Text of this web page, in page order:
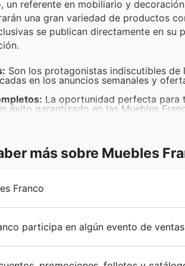
un referente en mobiliario y
una gran variedad de productos
se publican directamente en
Son los protagonistas indiscutibles de
en los anuncios semanales y
La oportunidad perfecta para
éxito garantizado en las Muebles
atractivas en estas piezas, ideales
y Almacenamiento:
Muebles Franco offers durante el
La inversión en bienestar es
más sobre Muebles
Franco
to families across the country.
crafting and curating pieces that
and understanding of evolving
participa en algún evento de